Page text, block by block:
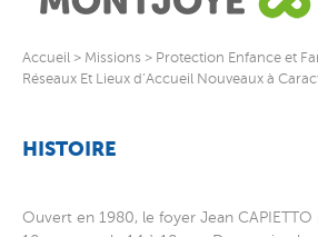
Accueil > Missions > Protection Enfance et
Réseaux Et Lieux d’Accueil Nouveaux à
HISTOIRE
Ouvert en 1980, le foyer Jean